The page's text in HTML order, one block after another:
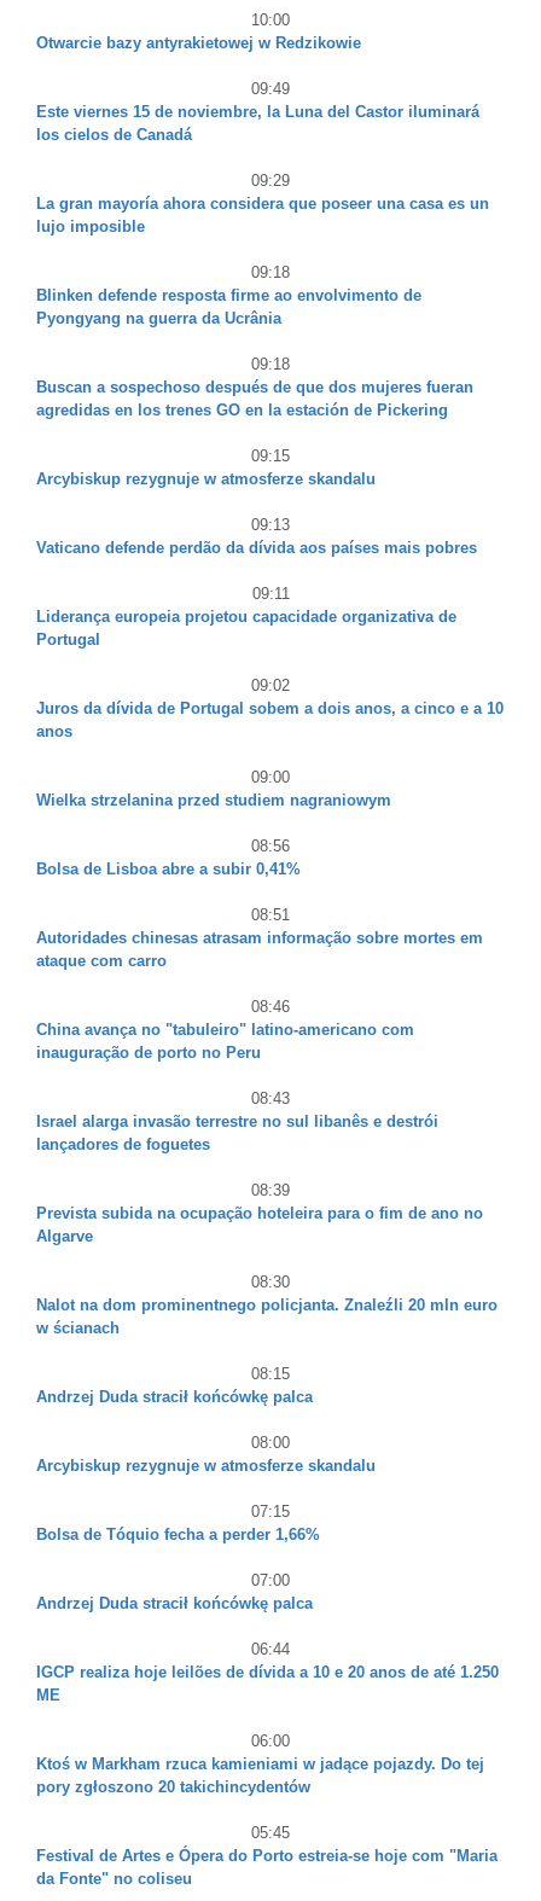
10:00
Otwarcie bazy antyrakietowej w Redzikowie
09:49
Este viernes 15 de noviembre, la Luna del Castor iluminará
los cielos de Canadá
09:29
La gran mayoría ahora considera que poseer una casa es un
lujo imposible
09:18
Blinken defende resposta firme ao envolvimento de
Pyongyang na guerra da Ucrânia
09:18
Buscan a sospechoso después de que dos mujeres fueran
agredidas en los trenes GO en la estación de Pickering
09:15
Arcybiskup rezygnuje w atmosferze skandalu
09:13
Vaticano defende perdão da dívida aos países mais pobres
09:11
Liderança europeia projetou capacidade organizativa de
Portugal
09:02
Juros da dívida de Portugal sobem a dois anos, a cinco e a 10
anos
09:00
Wielka strzelanina przed studiem nagraniowym
08:56
Bolsa de Lisboa abre a subir 0,41%
08:51
Autoridades chinesas atrasam informação sobre mortes em
ataque com carro
08:46
China avança no "tabuleiro" latino-americano com
inauguração de porto no Peru
08:43
Israel alarga invasão terrestre no sul libanês e destrói
lançadores de foguetes
08:39
Prevista subida na ocupação hoteleira para o fim de ano no
Algarve
08:30
Nalot na dom prominentnego policjanta. Znaleźli 20 mln euro
w ścianach
08:15
Andrzej Duda stracił końcówkę palca
08:00
Arcybiskup rezygnuje w atmosferze skandalu
07:15
Bolsa de Tóquio fecha a perder 1,66%
07:00
Andrzej Duda stracił końcówkę palca
06:44
IGCP realiza hoje leilões de dívida a 10 e 20 anos de até 1.250
ME
06:00
Ktoś w Markham rzuca kamieniami w jadące pojazdy. Do tej
pory zgłoszono 20 takichincydentów
05:45
Festival de Artes e Ópera do Porto estreia-se hoje com "Maria
da Fonte" no coliseu